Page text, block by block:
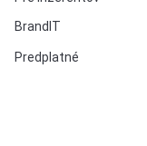
BrandIT
Predplatné